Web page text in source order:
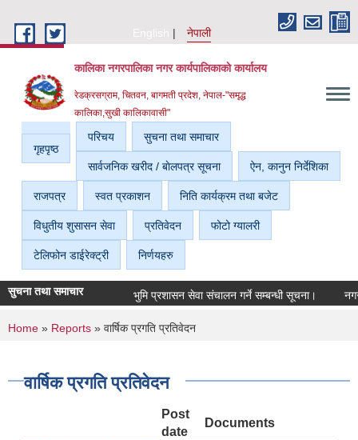
English
नेपाली
कालिका नगरपालिका नगर कार्यपालिकाकाे कार्यालय
रेडक्रसग्राम, चितवन, बागमती प्रदेश, नेपाल-"समृद्ध
कालिका,सुखी कालिकावासी"
गृहपृष्ठ
परिचय सुचना तथा समाचार
सार्वजनिक खरीद / बाेलपत्र सूचना ऐन, कानुन निर्देशिका
राजपत्र स्वत प्रकाशन निति कार्यक्रम तथा बजेट
विधुतीय शुसासन सेवा प्रतिवेदन फोटो ग्यालरी
टेलिफोन डाईरेक्ट्री निर्णयहरु
सुचना तथा समाचार भुमि प्रशासन सेवा संचालन गर्ने सम्बन्धी सूचना। नगर
You are here
Home » Reports » वार्षिक प्रगति प्रतिवेदन
वार्षिक प्रगति प्रतिवेदन
Post
date
Documents